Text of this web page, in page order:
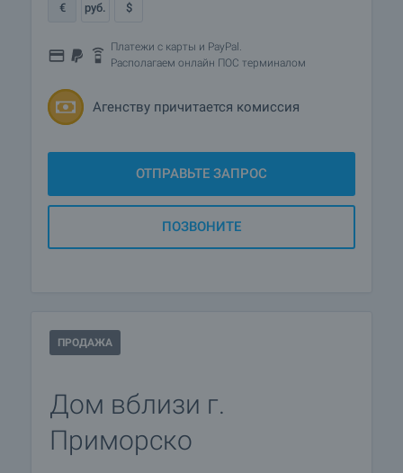
€ руб. $
Платежи с карты и PayPal.
Располагаем онлайн ПОС терминалом
Агенству причитается комиссия
ОТПРАВЬТЕ ЗАПРОС
ПОЗВОНИТЕ
ПРОДАЖА
Дом вблизи г.
Приморско